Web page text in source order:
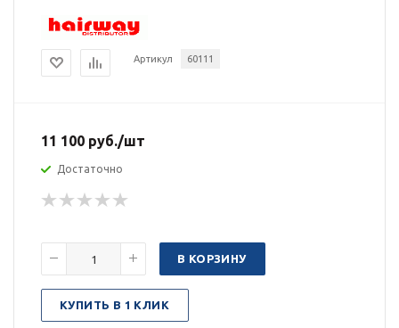
Артикул 60111
11 100 руб./шт
Достаточно
В КОРЗИНУ
КУПИТЬ В 1 КЛИК